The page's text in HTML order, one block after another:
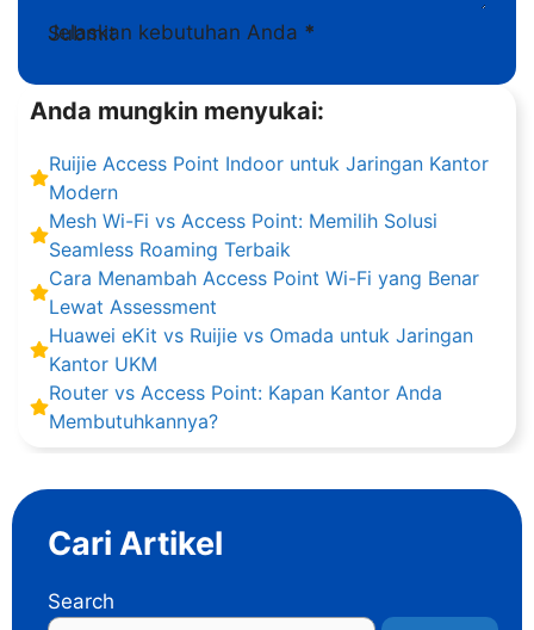
Jelaskan kebutuhan Anda *
Submit
Anda mungkin menyukai:
Ruijie Access Point Indoor untuk Jaringan Kantor
Modern
Mesh Wi-Fi vs Access Point: Memilih Solusi
Seamless Roaming Terbaik
Cara Menambah Access Point Wi-Fi yang Benar
Lewat Assessment
Huawei eKit vs Ruijie vs Omada untuk Jaringan
Kantor UKM
Router vs Access Point: Kapan Kantor Anda
Membutuhkannya?
Cari Artikel
Search